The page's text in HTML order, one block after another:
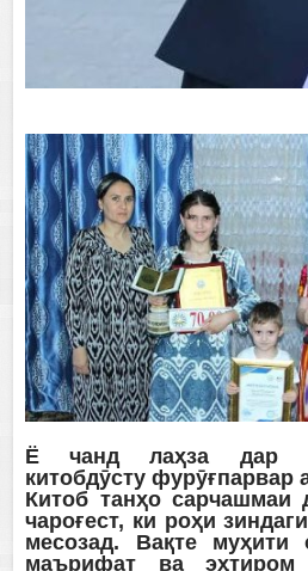
Ё чанд лаҳза дар
китобдӯсту фурӯғпарвар
Китоб танҳо сарчашмаи
чароғест, ки роҳи
месозад. Вақте муҳити
маърифат ва